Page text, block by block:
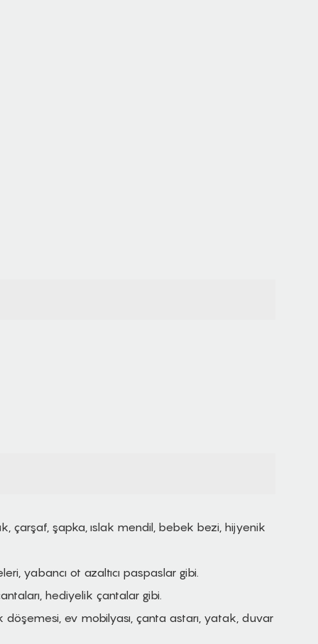
çarşaf, şapka, ıslak mendil, bebek bezi, hijyenik
yabancı ot azaltıcı paspaslar gibi.
hediyelik çantalar gibi.
ev mobilyası, çanta astarı, yatak, duvar